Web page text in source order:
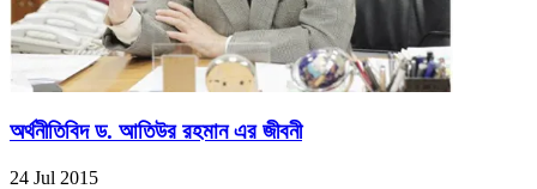
অর্থনীতিবিদ ড. আতিউর রহমান এর জীবনী
24 Jul 2015